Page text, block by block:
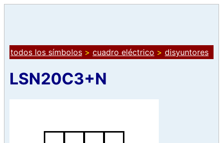
todos los símbolos > cuadro eléctrico > disyuntores
LSN20C3+N